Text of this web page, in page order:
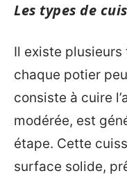
Les types de
Il existe
chaque potier
consiste à cuire
modérée, est
étape. Cette
surface solide,